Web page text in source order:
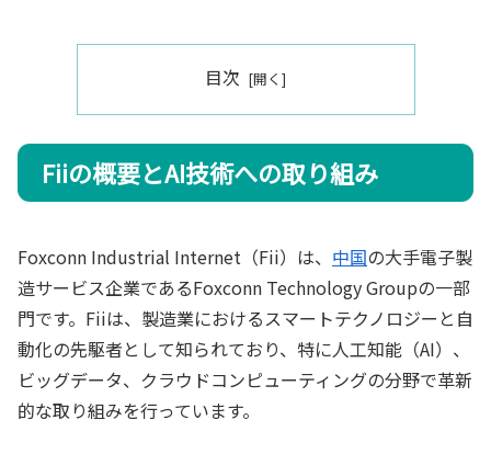
目次
Fiiの概要とAI技術への取り組み
Foxconn Industrial Internet（Fii）は、 中国の大手電子製
造サービス企業であるFoxconn Technology Groupの一部
門です。Fiiは、製造業におけるスマートテクノロジーと自
動化の先駆者として知られており、特に人工知能（AI）、
ビッグデータ、クラウドコンピューティングの分野で革新
的な取り組みを行っています。